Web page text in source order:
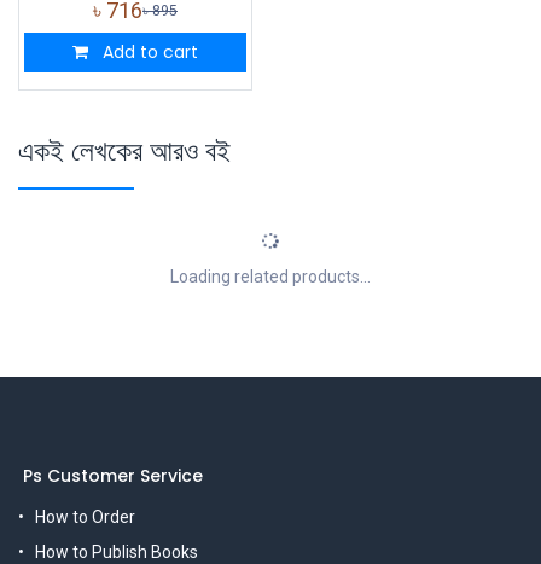
৳ 716৳895
Add to cart
একই লেখকের আরও বই
Loading related products...
Ps Customer Service
How to Order
How to Publish Books